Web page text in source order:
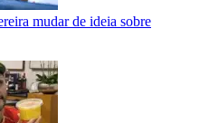
mudar de ideia sobre